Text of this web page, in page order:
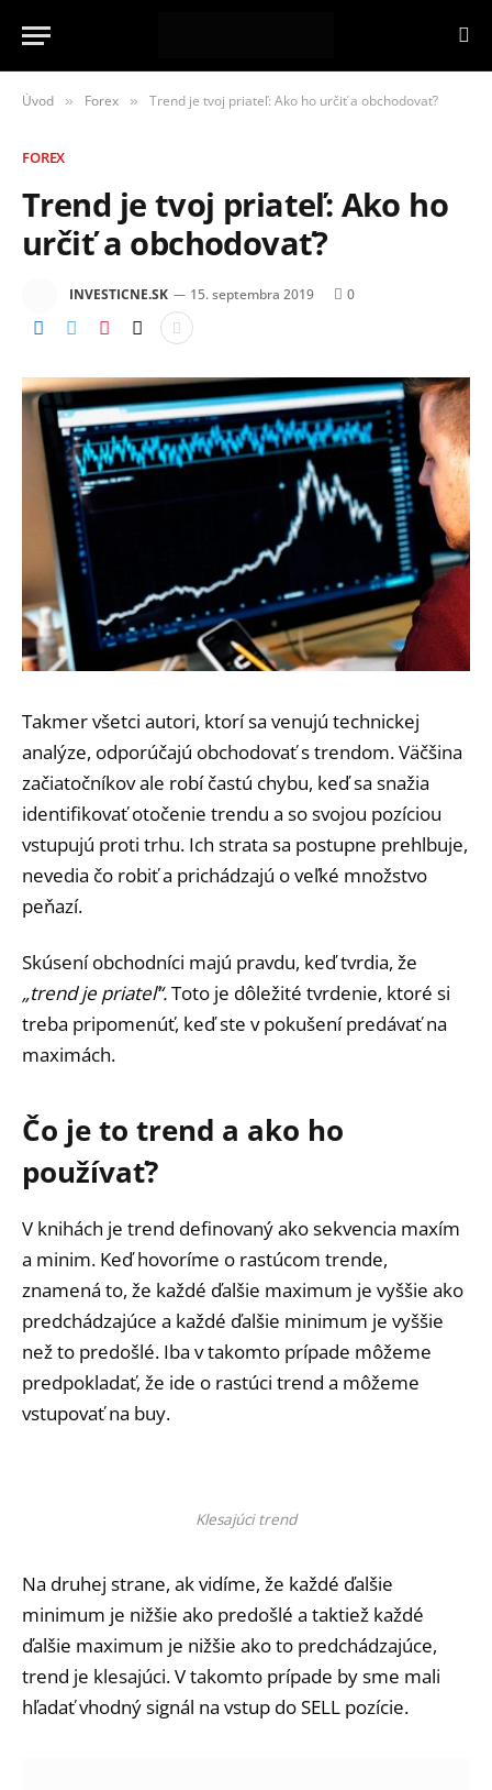
Úvod » Forex » Trend je tvoj priateľ: Ako ho určiť a obchodovať?
FOREX
Trend je tvoj priateľ: Ako ho
určiť a obchodovať?
INVESTICNE.SK 15. septembra 2019 0
Takmer všetci autori, ktorí sa venujú technickej
analýze, odporúčajú obchodovať s trendom. Väčšina
začiatočníkov ale robí častú chybu, keď sa snažia
identifikovať otočenie trendu a so svojou pozíciou
vstupujú proti trhu. Ich strata sa postupne prehlbuje,
nevedia čo robiť a prichádzajú o veľké množstvo
peňazí.
Skúsení obchodníci majú pravdu, keď tvrdia, že
„trend je priateľ“.Toto je dôležité tvrdenie, ktoré si
treba pripomenúť, keď ste v pokušení predávať na
maximách.
Čo je to trend a ako ho
používať?
V knihách je trend definovaný ako sekvencia maxím
a minim. Keď hovoríme o rastúcom trende,
znamená to, že každé ďalšie maximum je vyššie ako
predchádzajúce a každé ďalšie minimum je vyššie
než to predošlé. Iba v takomto prípade môžeme
predpokladať, že ide o rastúci trend a môžeme
vstupovať na buy.
Klesajúci trend
Na druhej strane, ak vidíme, že každé ďalšie
minimum je nižšie ako predošlé a taktiež každé
ďalšie maximum je nižšie ako to predchádzajúce,
trend je klesajúci. V takomto prípade by sme mali
hľadať vhodný signál na vstup do SELL pozície.